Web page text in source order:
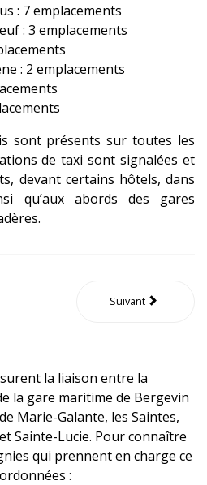
: 7 emplacements
: 3 emplacements
: 2 emplacements
sont présents sur toutes les
de taxi sont signalées et
devant certains hôtels, dans
qu’aux abords des gares
Suivant
la liaison entre la
la gare maritime de Bergevin
Marie-Galante, les Saintes,
Sainte-Lucie. Pour connaître
qui prennent en charge ce
: